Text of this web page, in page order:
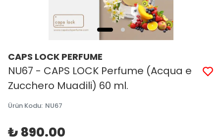
CAPS LOCK PERFUME
NU67 - CAPS LOCK Perfume (Acqua e
Zucchero Muadili) 60 ml.
Ürün Kodu: NU67
₺ 890.00